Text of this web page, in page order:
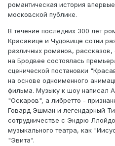
романтическая история
московской публике.
В течение последних 300 лет
Красавице и Чудовище сотни
различных романов,
на Бродвее состоялась
сценической постановки
на основе одноименного
фильма. Музыку к шоу написал
"Оскаров", а либретто -
Говард Эшман и легендарный
сотрудничестве с Эндрю
музыкального театра, как
"Эвита".